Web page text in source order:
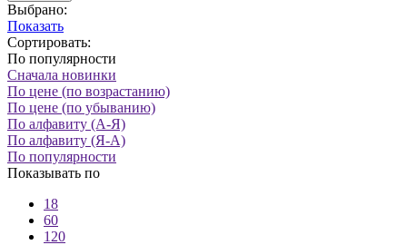
Выбрано:
Показать
Сортировать:
По популярности
Сначала новинки
По цене (по возрастанию)
По цене (по убыванию)
По алфавиту (А-Я)
По алфавиту (Я-А)
По популярности
Показывать по
18
60
120